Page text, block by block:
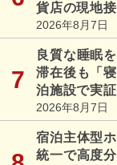
貨店の現地
2026年8月7日
良質な睡眠
滞在後も「
泊施設で実
2026年8月7日
宿泊主体型
統一で高度